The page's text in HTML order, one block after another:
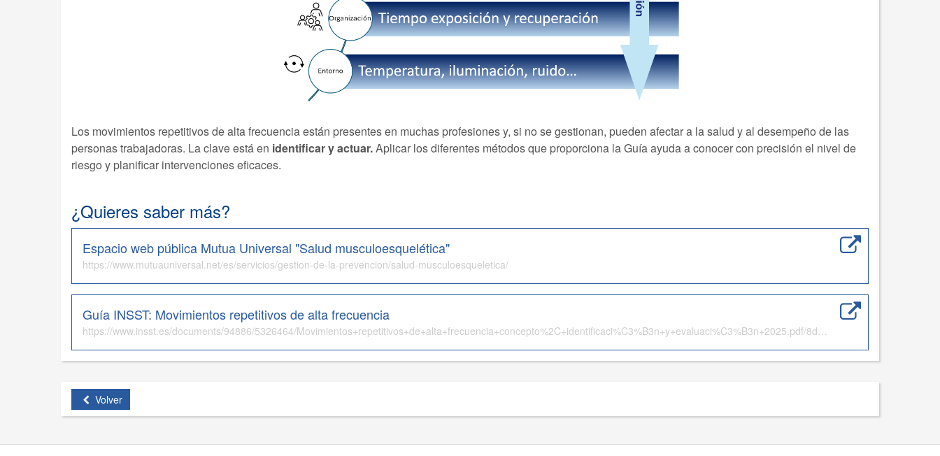
Los movimientos repetitivos de alta frecuencia están presentes en muchas profesiones y, si no se gestionan, pueden afectar a la salud y al desempeño de las
personas trabajadoras. La clave está en identificar y actuar.Aplicar los diferentes métodos que proporciona la Guía ayuda a conocer con precisión el nivel de
riesgo y planificar intervenciones eficaces.
¿Quieres saber más?
Espacio web pública Mutua Universal "Salud musculoesquelética"
https://www.mutuauniversal.net/es/servicios/gestion-de-la-prevencion/salud-musculoesqueletica/
Guía INSST: Movimientos repetitivos de alta frecuencia
https://www.insst.es/documents/94886/5326464/Movimientos+repetitivos+de+alta+frecuencia+concepto%2C+identificaci%C3%B3n+y+evaluaci%C3%B3n+2025.pdf/8dc43977-5a16-494a-27dd-b94cc2cbb7fe?t=1766063444335
Volver